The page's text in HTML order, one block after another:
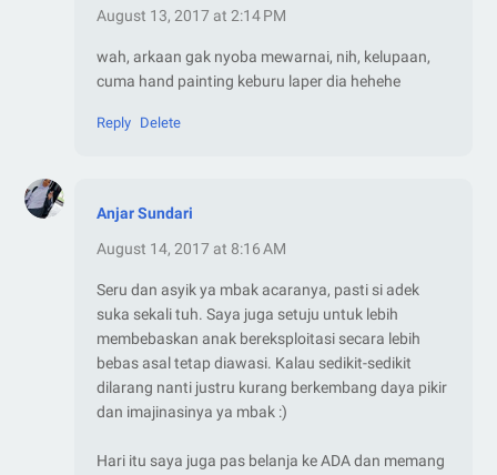
August 13, 2017 at 2:14 PM
wah, arkaan gak nyoba mewarnai, nih, kelupaan,
cuma hand painting keburu laper dia hehehe
Reply Delete
Anjar Sundari
August 14, 2017 at 8:16 AM
Seru dan asyik ya mbak acaranya, pasti si adek
suka sekali tuh. Saya juga setuju untuk lebih
membebaskan anak bereksploitasi secara lebih
bebas asal tetap diawasi. Kalau sedikit-sedikit
dilarang nanti justru kurang berkembang daya pikir
dan imajinasinya ya mbak :)
Hari itu saya juga pas belanja ke ADA dan memang